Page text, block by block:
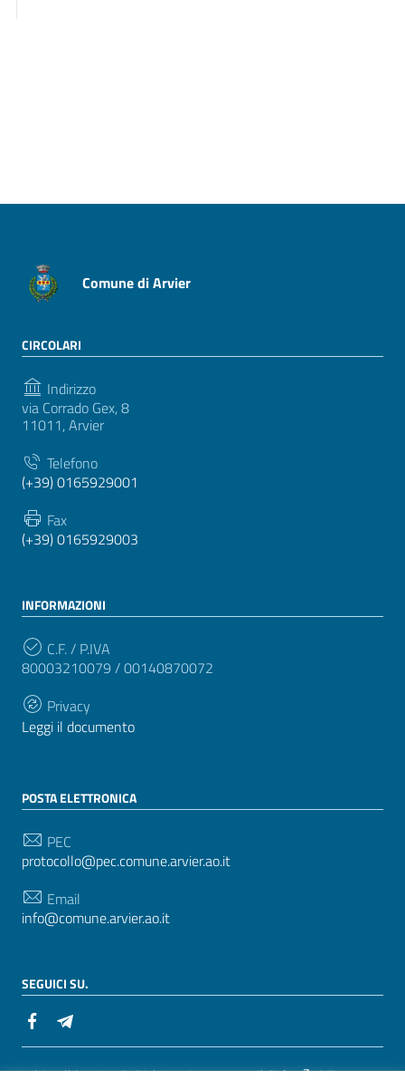
Comune di Arvier
CIRCOLARI
Indirizzo
via Corrado Gex, 8
11011, Arvier
Telefono
(+39) 0165929001
Fax
(+39) 0165929003
INFORMAZIONI
C.F. / P.IVA
80003210079 / 00140870072
Privacy
Leggi il documento
POSTA ELETTRONICA
PEC
protocollo@pec.comune.arvier.ao.it
Email
info@comune.arvier.ao.it
SEGUICI SU.
Sezione Link Utili
Whistelblowing | Dichiarazione accessibilità | Tema